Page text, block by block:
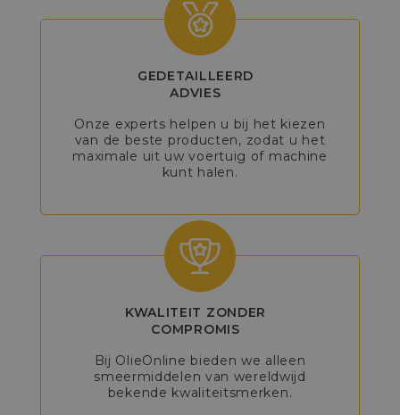
GEDETAILLEERD
ADVIES
Onze experts helpen u bij het kiezen
van de beste producten, zodat u het
maximale uit uw voertuig of machine
kunt halen.
KWALITEIT ZONDER
COMPROMIS
Bij OlieOnline bieden we alleen
smeermiddelen van wereldwijd
bekende kwaliteitsmerken.